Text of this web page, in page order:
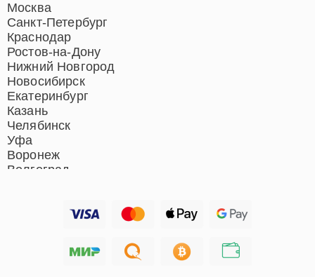
Москва
Санкт-Петербург
Краснодар
Ростов-на-Дону
Нижний Новгород
Новосибирск
Екатеринбург
Казань
Челябинск
Уфа
Воронеж
Волгоград
Хабаровск